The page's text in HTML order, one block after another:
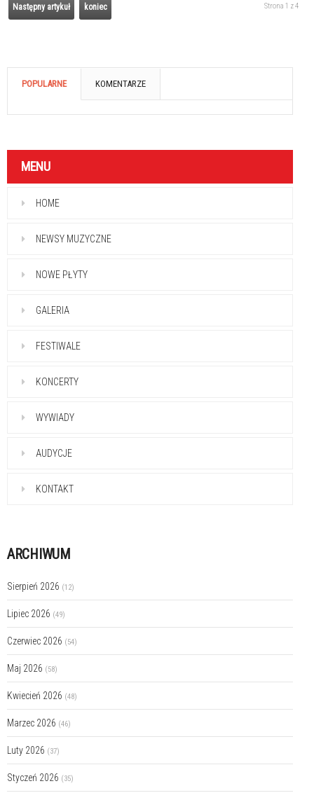
Następny artykuł koniec Strona 1 z 4
POPULARNE KOMENTARZE
MENU
HOME
NEWSY MUZYCZNE
NOWE PŁYTY
GALERIA
FESTIWALE
KONCERTY
WYWIADY
AUDYCJE
KONTAKT
ARCHIWUM
Sierpień 2026 (12)
Lipiec 2026 (49)
Czerwiec 2026 (54)
Maj 2026 (58)
Kwiecień 2026 (48)
Marzec 2026 (46)
Luty 2026 (37)
Styczeń 2026 (35)